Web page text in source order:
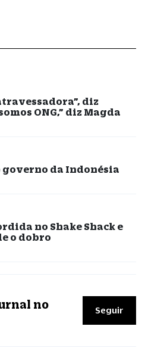
diz
ONG,” diz Magda
governo da Indonésia
no Shake Shack e
o dobro
no
Seguir